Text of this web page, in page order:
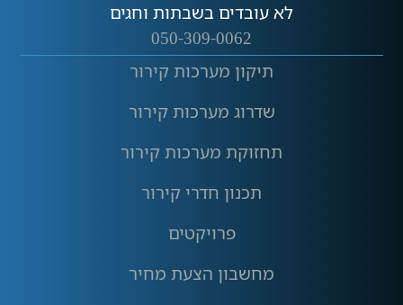
לא עובדים בשבתות וחגים
050-309-0062
תיקון מערכות קירור
שדרוג מערכות קירור
תחזוקת מערכות קירור
תכנון חדרי קירור
פרויקטים
מחשבון הצעת מחיר